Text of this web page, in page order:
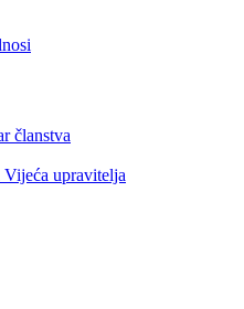
članstva
Vijeća upravitelja